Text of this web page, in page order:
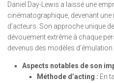
Daniel Day-Lewis a laissé une
cinématographique, devenant
d’acteurs. Son approche unique
dévouement extrême à chaque
devenus des modèles
Aspects notables de son
Méthode d’acting : En